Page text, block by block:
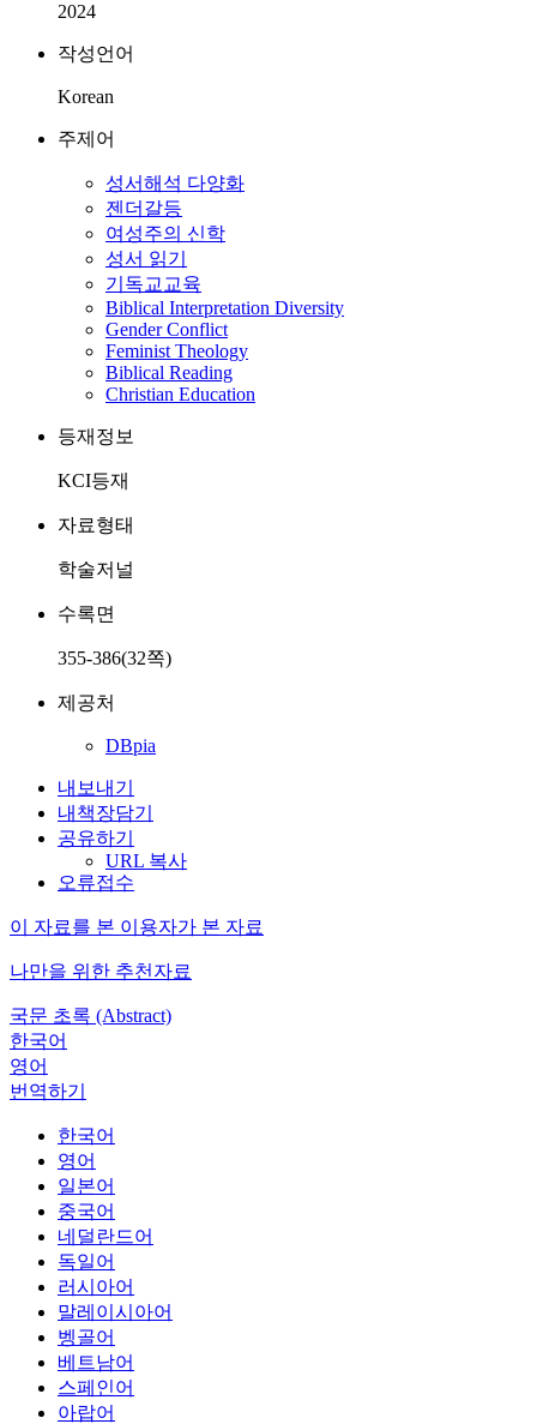
2024
작성언어
Korean
주제어
성서해석 다양화
젠더갈등
여성주의 신학
성서 읽기
기독교교육
Biblical Interpretation Diversity
Gender Conflict
Feminist Theology
Biblical Reading
Christian Education
등재정보
KCI등재
자료형태
학술저널
수록면
355-386(32쪽)
제공처
DBpia
내보내기
내책장담기
공유하기
URL 복사
오류접수
이 자료를 본 이용자가 본 자료
나만을 위한 추천자료
국문 초록 (Abstract)
한국어
영어
번역하기
한국어
영어
일본어
중국어
네덜란드어
독일어
러시아어
말레이시아어
벵골어
베트남어
스페인어
아랍어